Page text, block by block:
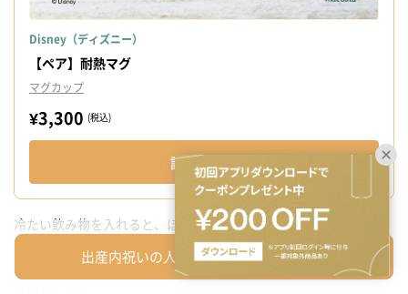
出産内祝いの人気ギフトを一覧から探す
Disney（ディズニー）
【ペア】耐熱マグ
マグカップ
¥3,300 (税込)
詳細を見る
冷たい飲み物を入れると、ほっぺがピンクに変わるというかわい
らしいマグカップ。
ペアなので二人暮らしの方はもちろん、お客さんに飲み物を出す